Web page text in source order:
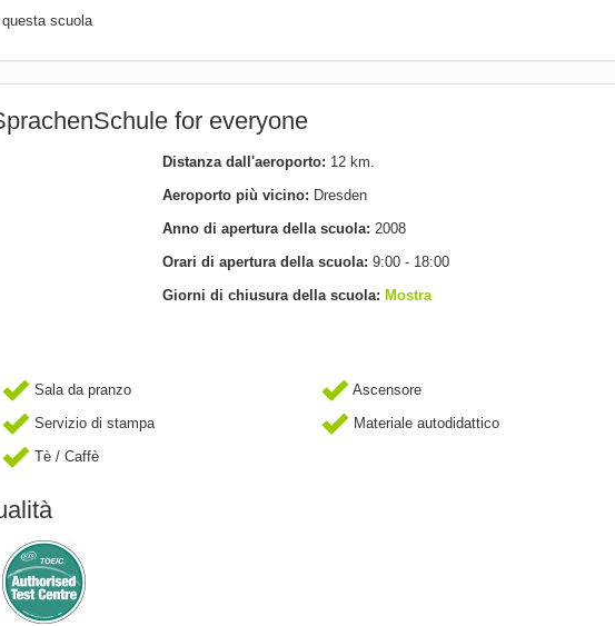
scuola
for everyone
Distanza dall'aeroporto: 12 km.
Aeroporto più vicino: Dresden
Anno di apertura della scuola: 2008
Orari di apertura della scuola: 9:00 - 18:00
Giorni di chiusura della scuola: Mostra
Sala da pranzo
Ascensore
Servizio di stampa
Materiale autodidattico
Tè / Caffè